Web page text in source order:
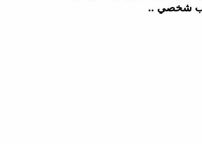
شخصي ..